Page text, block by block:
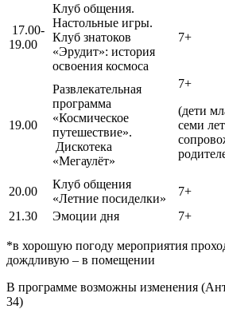
17.00-
19.00
Клуб общения.
Настольные игры.
Клуб знатоков
«Эрудит»: история
освоения космоса
7+
19.00
Развлекательная
программа
«Космическое
путешествие».
Дискотека
«Мегаулёт»
7+
(дети
семи
20.00
Клуб общения
«Летние посиделки»
7+
21.30
Эмоции дня 7+
*в хорошую погоду мероприятия
дождливую – в помещении
В программе возможны изменения
34)